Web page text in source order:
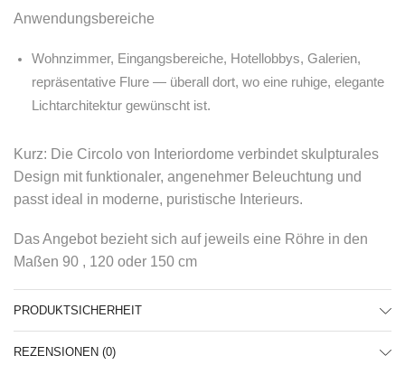
Anwendungsbereiche
Wohnzimmer, Eingangsbereiche, Hotellobbys, Galerien,
repräsentative Flure — überall dort, wo eine ruhige, elegante
Lichtarchitektur gewünscht ist.
Kurz: Die Circolo von Interiordome verbindet skulpturales
Design mit funktionaler, angenehmer Beleuchtung und
passt ideal in moderne, puristische Interieurs.
Das Angebot bezieht sich auf jeweils eine Röhre in den
Maßen 90 , 120 oder 150 cm
PRODUKTSICHERHEIT
REZENSIONEN (0)